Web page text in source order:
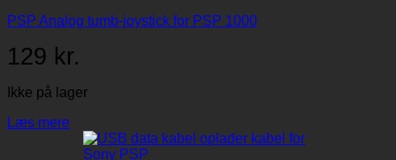
PSP Analog tumb-joystick for PSP 1000
129 kr.
Ikke på lager
Læs mere